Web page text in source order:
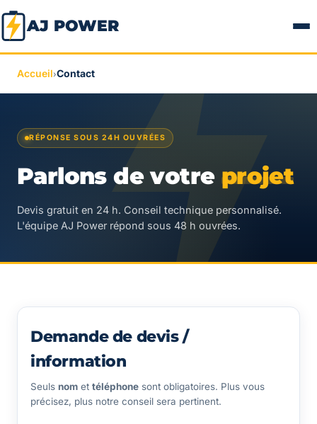
AJ POWER
Accueil›Contact
RÉPONSE SOUS 24H OUVRÉES
Parlons de votre projet
Devis gratuit en 24 h. Conseil technique personnalisé.
L'équipe AJ Power répond sous 48 h ouvrées.
Demande de devis /
information
Seuls nom et téléphone sont obligatoires. Plus vous
précisez, plus notre conseil sera pertinent.